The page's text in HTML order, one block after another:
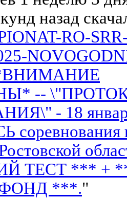
назад
RO-
--
- 18
ТЕСТ *** +
***."